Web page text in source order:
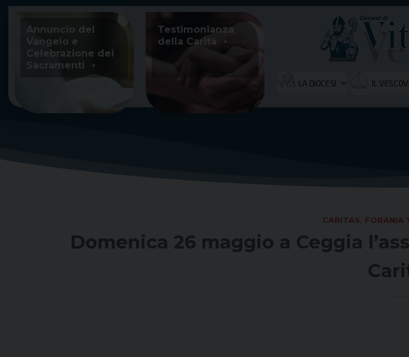
Skip
content
Annuncio del
Vangelo e
Celebrazione dei
Sacramenti
Testimonianza
della Carità
LA DIOCESI IL
CARITAS FORANIA
Domenica 26 maggio a Ceggia